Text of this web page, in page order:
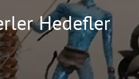
Hedefler